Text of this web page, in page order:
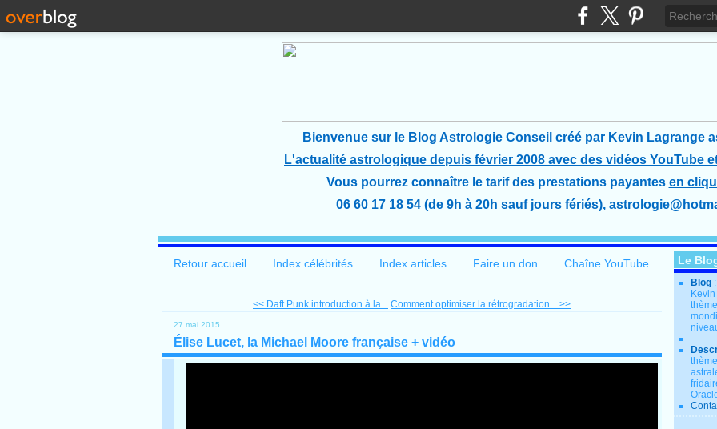
Bienvenue sur le Blog Astrologie Conseil créé par Kevin Lagrange
L'actualité astrologique depuis février 2008 avec des vidéos YouTube
Vous pourrez connaître le tarif des prestations payantes en
06 60 17 18 54 (de 9h à 20h sauf jours fériés),
Retour accueil Index célébrités Index articles Faire un don Chaîne YouTube
<< Daft Punk introduction à la... Comment optimiser la rétrogradation... >>
27 mai 2015
Élise Lucet, la Michael Moore française + vidéo
Le
Blog